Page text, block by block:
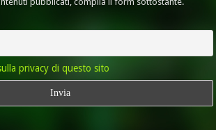
privacy di questo sito